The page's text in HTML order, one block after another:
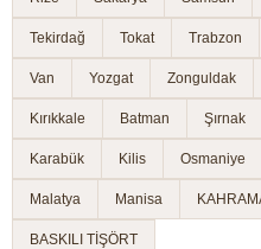
Tekirdağ Tokat Trabzon
Van Yozgat Zonguldak
Kırıkkale Batman Şırnak
Karabük Kilis Osmaniye
Malatya Manisa
BASKILI TİŞÖRT